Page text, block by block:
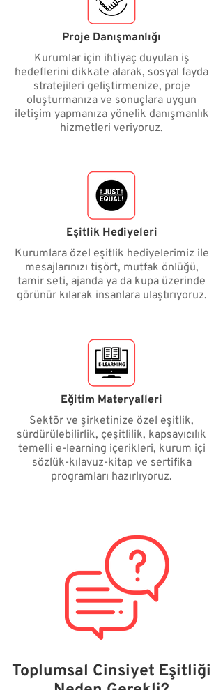
Proje Danışmanlığı
Kurumlar için ihtiyaç duyulan iş
hedeflerini dikkate alarak, sosyal fayda
stratejileri geliştirmenize, proje
oluşturmanıza ve sonuçlara uygun
iletişim yapmanıza yönelik danışmanlık
hizmetleri veriyoruz.
Eşitlik Hediyeleri
Kurumlara özel eşitlik hediyelerimiz ile
mesajlarınızı tişört, mutfak önlüğü,
tamir seti, ajanda ya da kupa üzerinde
görünür kılarak insanlara ulaştırıyoruz.
Eğitim Materyalleri
Sektör ve şirketinize özel eşitlik,
sürdürülebilirlik, çeşitlilik, kapsayıcılık
temelli e-learning içerikleri, kurum içi
sözlük-kılavuz-kitap ve sertifika
programları hazırlıyoruz.
Toplumsal Cinsiyet Eşitliği